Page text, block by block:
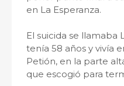
en La Esperanza.
El suicida se llamaba
tenía 58 años y vivía
Petión, en la parte
que escogió para